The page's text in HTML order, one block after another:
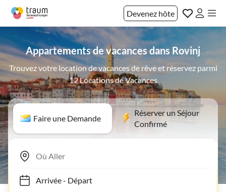
Devenez hôte
Appartements de vacances dans Rovinj
Trouvez votre location de vacances de rêve et réservez parmi
12 Locations de Vacances
Faire une Demande
Réserver un Séjour
Confirmé
Arrivée- Départ